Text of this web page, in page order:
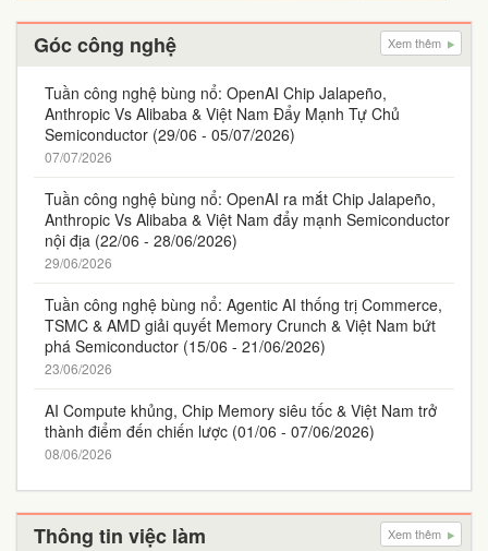
Góc công nghệ Xem thêm
Tuần công nghệ bùng nổ: OpenAI Chip Jalapeño,
Anthropic Vs Alibaba & Việt Nam Đẩy Mạnh Tự Chủ
Semiconductor (29/06 - 05/07/2026)
07/07/2026
Tuần công nghệ bùng nổ: OpenAI ra mắt Chip Jalapeño,
Anthropic Vs Alibaba & Việt Nam đẩy mạnh Semiconductor
nội địa (22/06 - 28/06/2026)
29/06/2026
Tuần công nghệ bùng nổ: Agentic AI thống trị Commerce,
TSMC & AMD giải quyết Memory Crunch & Việt Nam bứt
phá Semiconductor (15/06 - 21/06/2026)
23/06/2026
AI Compute khủng, Chip Memory siêu tốc & Việt Nam trở
thành điểm đến chiến lược (01/06 - 07/06/2026)
08/06/2026
Thông tin việc làm Xem thêm